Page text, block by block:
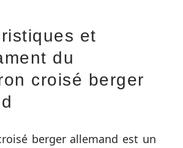
et
du
croisé berger
berger allemand est un